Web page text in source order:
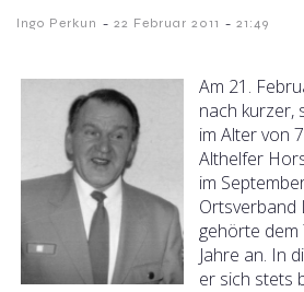
Ingo Perkun - 22 Februar 2011 - 21:49
Am 21.
nach kurzer,
im Alter von
Althelfer
im
Ortsverband
gehörte dem
Jahre an. In
er sich stets